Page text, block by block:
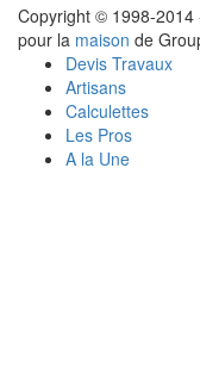
Copyright © 1998-2014
pour la maison de
Devis Travaux
Artisans
Calculettes
Les Pros
A la Une